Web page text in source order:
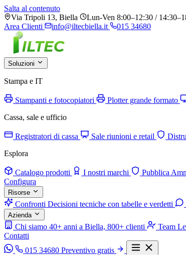
Salta al contenuto
Via Tripoli 13, Biella
Lun-Ven 8:00–12:30 /
Area Clienti
info@iltecbiella.it 015 34680
Soluzioni
Stampa e IT
Stampanti e fotocopiatori Plotter grande formato
Cassa, sale e ufficio
Registratori di cassa Sale riunioni e retail
Esplora
Catalogo prodotti I nostri marchi
Pubblica
Configura
Risorse
Confronti Decisioni tecniche con tabelle e verdetti
Azienda
Chi siamo 40+ anni a Biella, 800+ clienti Team
Contatti
015 34680 Preventivo gratis